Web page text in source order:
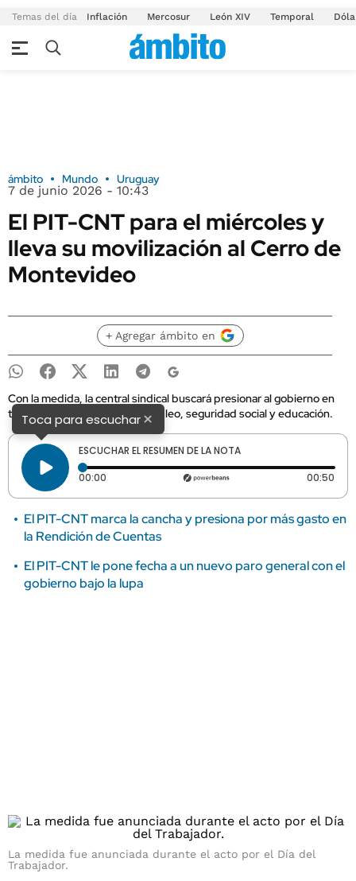
Temas del día Inflación Mercosur León XIV Temporal
ámbito Mundo Uruguay
7 de junio 2026 - 10:43
El PIT-CNT para el miércoles y
lleva su movilización al Cerro de
Montevideo
+ Agregar ámbito en
Con la medida, la central sindical buscará presionar al gobierno en
temas como presupuesto, empleo, seguridad social y educación.
Toca para escuchar×
ESCUCHAR EL RESUMEN DE LA NOTA
00:00 Tiempo transcurrido: 0 segundos 00:50
El PIT-CNT marca la cancha y presiona por más gasto en
la Rendición de Cuentas
El PIT-CNT le pone fecha a un nuevo paro general con el
gobierno bajo la lupa
La medida fue anunciada durante el acto por el Día del
Trabajador.